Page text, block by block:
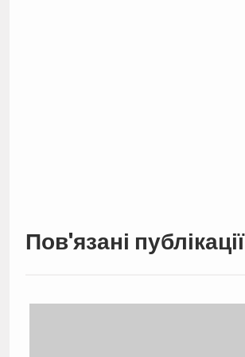
Пов'язані публікації